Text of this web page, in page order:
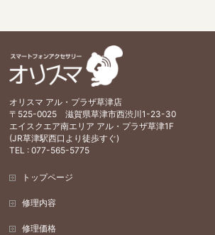
オリスマ アル・プラザ草津店
〒525-0025 滋賀県草津市西渋川1-23-30
エイスクエア南エリア アル・プラザ草津1F
(JR草津駅西口より徒歩すぐ)
TEL : 077-565-5775
トップページ
修理内容
修理価格